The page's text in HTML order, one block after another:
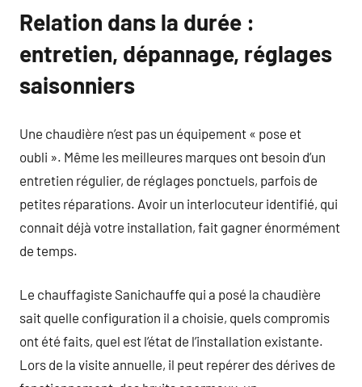
Relation dans la durée :
entretien, dépannage, réglages
saisonniers
Une chaudière n’est pas un équipement « pose et
oubli ». Même les meilleures marques ont besoin d’un
entretien régulier, de réglages ponctuels, parfois de
petites réparations. Avoir un interlocuteur identifié, qui
connait déjà votre installation, fait gagner énormément
de temps.
Le chauffagiste Sanichauffe qui a posé la chaudière
sait quelle configuration il a choisie, quels compromis
ont été faits, quel est l’état de l’installation existante.
Lors de la visite annuelle, il peut repérer des dérives de